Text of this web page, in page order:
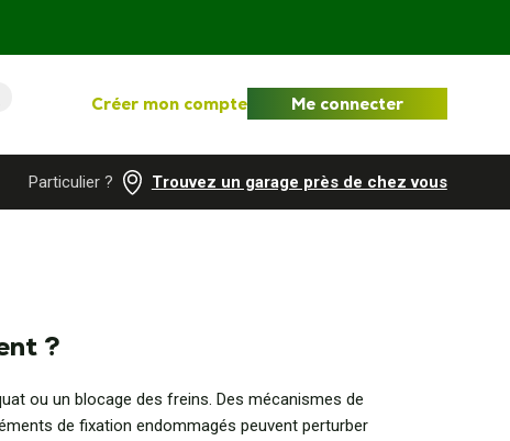
Créer mon compte Me connecter
Particulier ? Trouvez un garage près de chez vous
?
ou un blocage des freins. Des mécanismes de
de fixation endommagés peuvent perturber